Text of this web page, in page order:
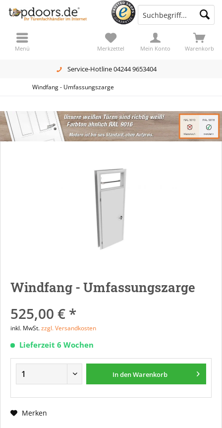
Service-Hotline 04244 9653404
Warenkorb
Merkzettel Mein Konto
Menü
Windfang - Umfassungszarge
Windfang - Umfassungszarge
525,00 € *
inkl. MwSt.zzgl. Versandkosten
Lieferzeit 6 Wochen
In denWarenkorb
Merken